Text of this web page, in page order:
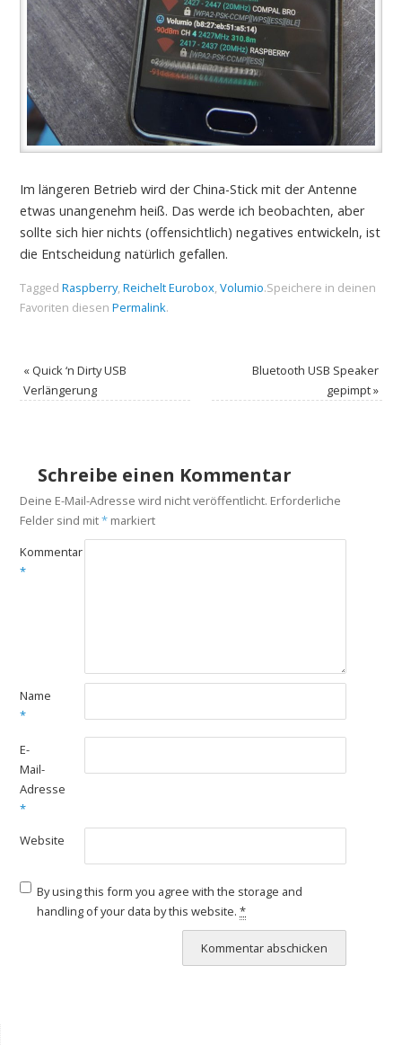
Im längeren Betrieb wird der China-Stick mit der Antenne
etwas unangenehm heiß. Das werde ich beobachten, aber
sollte sich hier nichts (offensichtlich) negatives entwickeln, ist
die Entscheidung natürlich gefallen.
Tagged Raspberry, Reichelt Eurobox, Volumio.Speichere in deinen
Favoriten diesen Permalink.
«Quick ‘n Dirty USB
Verlängerung
Bluetooth USB Speaker
gepimpt»
Schreibe einen Kommentar
Deine E-Mail-Adresse wird nicht veröffentlicht. Erforderliche
Felder sind mit*markiert
Kommentar
*
Name
*
E-
Mail-
Adresse
*
Website
By using this form you agree with the storage and
handling of your data by this website.*